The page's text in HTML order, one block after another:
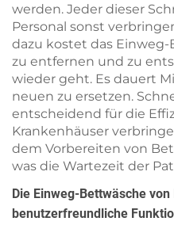
werden. Jeder dieser
Personal sonst
dazu kostet das
zu entfernen und zu
wieder geht. Es dauert
neuen zu ersetzen.
entscheidend für die
Krankenhäuser
dem Vorbereiten von
was die Wartezeit der
Die Einweg-Bettwäsche
benutzerfreundliche